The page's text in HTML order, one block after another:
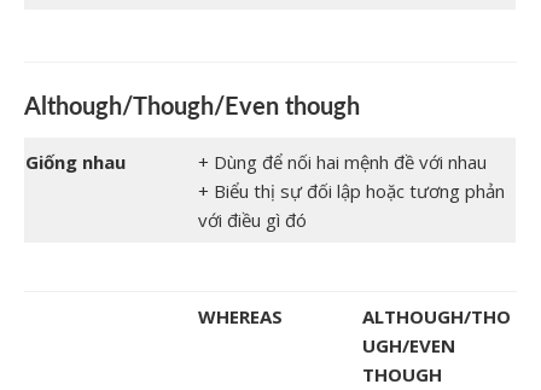
Although/Though/Even though
Giống nhau + Dùng để nối hai mệnh đề với nhau
+ Biểu thị sự đối lập hoặc tương phản
với điều gì đó
WHEREAS
ALTHOUGH/THO
UGH/EVEN
THOUGH